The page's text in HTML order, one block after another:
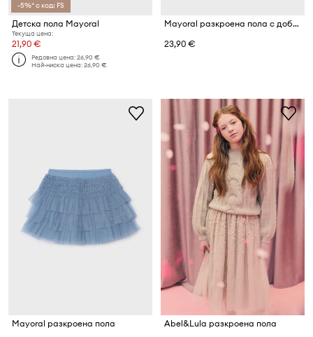
-5%* с код: FS
Детска пола Mayoral
Текуща цена:
21,90 €
Редовна цена:26,90 €
Най-ниска цена:26,90 €
Mayoral разкроена пола с добавена вълна
23,90 €
Mayoral разкроена пола
Abel&Lula разкроена пола